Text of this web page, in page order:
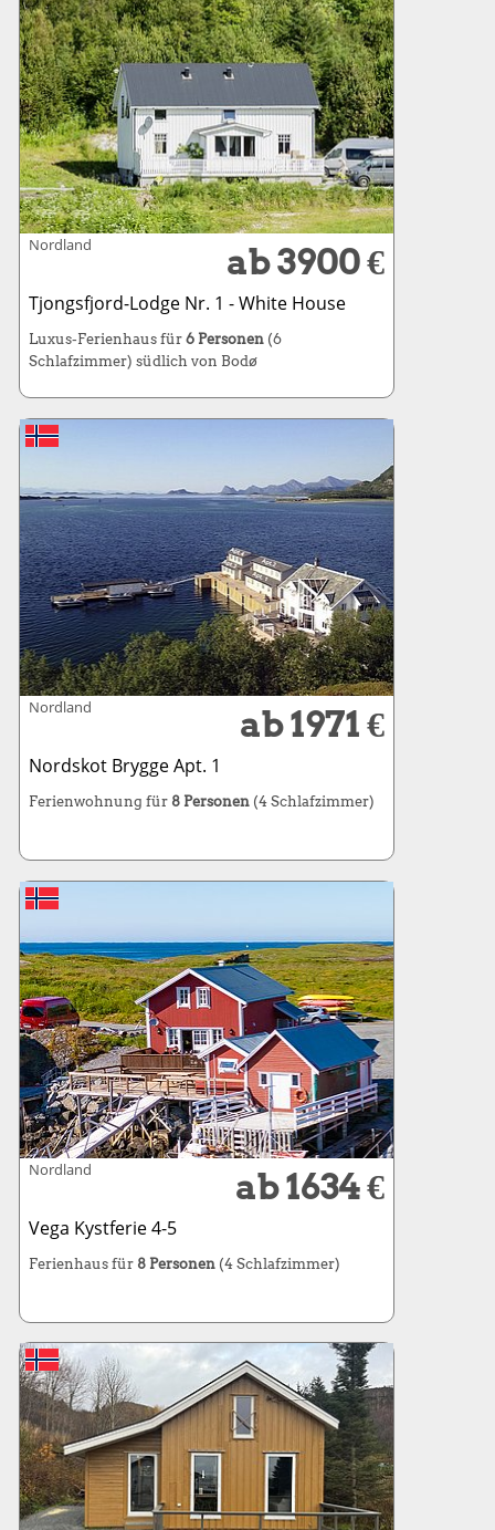
Nordland ab 3900 €
Tjongsfjord-Lodge Nr. 1 - White House
Luxus-Ferienhaus für 6 Personen(6
Schlafzimmer) südlich von Bodø
Nordland ab 1971 €
Nordskot Brygge Apt. 1
Ferienwohnung für 8 Personen(4 Schlafzimmer)
Nordland ab 1634 €
Vega Kystferie 4-5
Ferienhaus für 8 Personen(4 Schlafzimmer)